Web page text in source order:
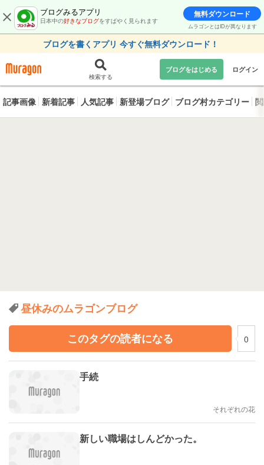
ブログみるアプリ
日本中の好きなブログをすばやく見られます
無料ダウンロード
ムラゴンとはIDが異なります
ブログを書くアプリ 今すぐ無料ダウンロード！
検索する
ブログをはじめる ログイン
記事画像 新着記事 人気記事 新登場ブログ ブログ村カテゴリー
昼休みのムラゴンブログ
このタグの読者になる
0
手続
それぞれの花
新しい職場はしんどかった。